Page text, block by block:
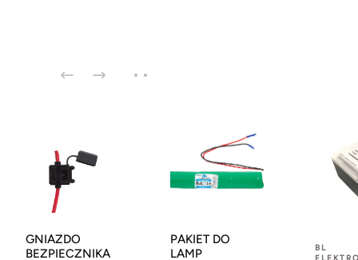
GNIAZDO
BEZPIECZNIKA
PAKIET DO
LAMP
BL